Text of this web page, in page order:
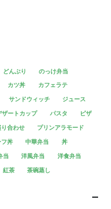
どんぶり
のっけ弁当
カツ丼
カフェラテ
サンドウィッチ
ジュース
ザートカップ パスタ
ピザ
合わせ
プリンアラモード
フ丼 中華弁当
丼
当 洋風弁当
洋食弁当
紅茶 茶碗蒸し